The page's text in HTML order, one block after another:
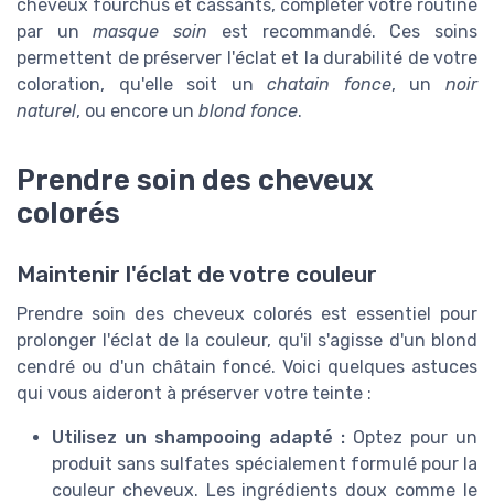
cheveux fourchus et cassants, compléter votre routine
par unmasque soin est recommandé. Ces soins
permettent de préserver l'éclat et la durabilité de votre
coloration, qu'elle soit unchatain fonce, unnoir
naturel, ou encore un blond fonce.
Prendre soin des cheveux
colorés
Maintenir l'éclat de votre couleur
Prendre soin des cheveux colorés est essentiel pour
prolonger l'éclat de la couleur, qu'il s'agisse d'un blond
cendré ou d'un châtain foncé. Voici quelques astuces
qui vous aideront à préserver votre teinte :
Utilisez un shampooing adapté : Optez pour un
produit sans sulfates spécialement formulé pour la
couleur cheveux. Les ingrédients doux comme le